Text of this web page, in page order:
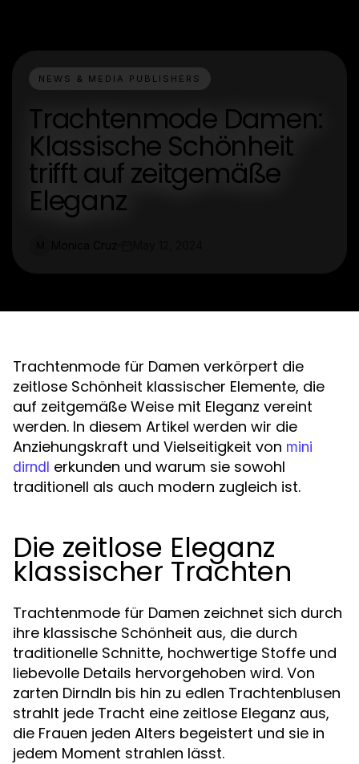
NEWS & MEDIA PUBLISHERS
Trachtenmode Damen:
Klassische Schönheit
trifft auf zeitgemäße
Eleganz
Trachtenmode für Damen verkörpert die
zeitlose Schönheit klassischer Elemente, die
auf zeitgemäße Weise mit Eleganz vereint
werden. In diesem Artikel werden wir die
Anziehungskraft und Vielseitigkeit von mini
dirndl erkunden und warum sie sowohl
traditionell als auch modern zugleich ist.
Die zeitlose Eleganz
klassischer Trachten
Trachtenmode für Damen zeichnet sich durch
ihre klassische Schönheit aus, die durch
traditionelle Schnitte, hochwertige Stoffe und
liebevolle Details hervorgehoben wird. Von
zarten Dirndln bis hin zu edlen Trachtenblusen
strahlt jede Tracht eine zeitlose Eleganz aus,
die Frauen jeden Alters begeistert und sie in
jedem Moment strahlen lässt.